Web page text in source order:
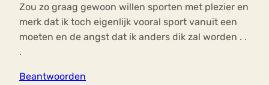
Zou zo graag gewoon willen sporten met plezier en
merk dat ik toch eigenlijk vooral sport vanuit een
moeten en de angst dat ik anders dik zal worden . .
.
Beantwoorden